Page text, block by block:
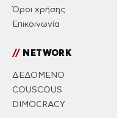
Όροι χρήσης
Επικοινωνία
//NETWORK
ΔΕΔΟΜΕΝΟ
COUSCOUS
DIMOCRACY